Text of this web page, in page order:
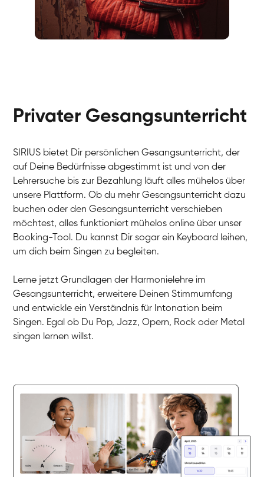
Gesang / Vocal
Anna
Gesang / Vocal
Gesang / Vocal
Gesang / Vocal
Gesang / Vocal
Gesang / Vocal
Gesang / Vocal
Gesang / Vocal
Gesang / Vocal
Gesang / Vocal
Gesang / Vocal
Gesang / Vocal
Privater Gesangsunterricht
SIRIUS bietet Dir persönlichen Gesangsunterricht, der
auf Deine Bedürfnisse abgestimmt ist und von der
Lehrersuche bis zur Bezahlung läuft alles mühelos über
unsere Plattform. Ob du mehr Gesangsunterricht dazu
buchen oder den Gesangsunterricht verschieben
möchtest, alles funktioniert mühelos online über unser
Booking-Tool. Du kannst Dir sogar ein Keyboard leihen,
um dich beim Singen zu begleiten.
Lerne jetzt Grundlagen der Harmonielehre im
Gesangsunterricht, erweitere Deinen Stimmumfang
und entwickle ein Verständnis für Intonation beim
Singen. Egal ob Du Pop, Jazz, Opern, Rock oder Metal
singen lernen willst.